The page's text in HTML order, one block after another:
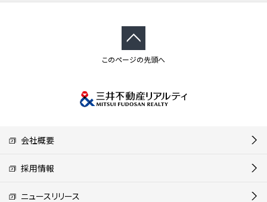
このページの先頭へ
会社概要
採用情報
ニュースリリース